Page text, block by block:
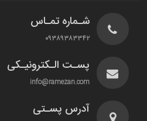
شـماره تمـاس
۰۹۳۸۹۳۸۳۳۴۲
پسـت الـکترونیـکی
info@ramezan.com
آدرس پسـتی